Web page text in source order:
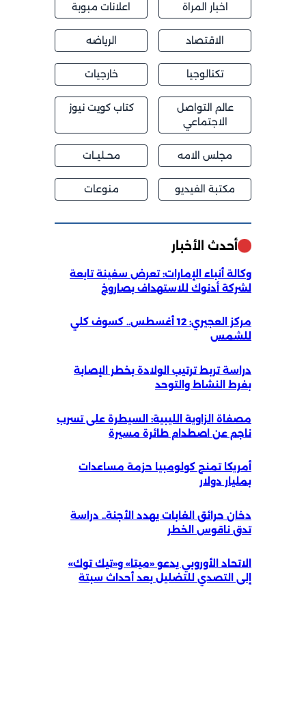
اخبار المراة اعلانات مبوبة
الاقتصاد الرياضه
تكنالوجيا خارجيات
عالم التواصل
الاجتماعي
كتاب كويت نيوز
مجلس الامه محــليــات
مكتبة الفيديو منوعات
أحدث الأخبار
وكالة أنباء الإمارات: تعرض سفينة تابعة
لشركة أدنوك للاستهداف بصاروخ
مركز العجيري: 12 أغسطس.. كسوف كلي
للشمس
دراسة تربط ترتيب الولادة بخطر الإصابة
بفرط النشاط والتوحد
مصفاة الزاوية الليبية: السيطرة على تسرب
ناجم عن اصطدام طائرة مسيرة
أمريكا تمنح كولومبيا حزمة مساعدات
بمليار دولار
دخان حرائق الغابات يهدد الأجنة.. دراسة
تدق ناقوس الخطر
الاتحاد الأوروبي يدعو «ميتا» و«تيك توك»
إلى التصدي للتضليل بعد أحداث سبتة